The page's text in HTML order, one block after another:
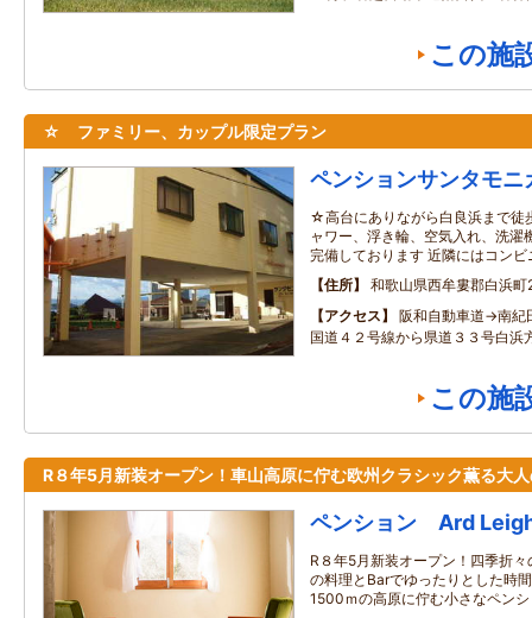
この施
☆ ファミリー、カップル限定プラン
ペンションサンタモニ
☆高台にありながら白良浜まで徒
ャワー、浮き輪、空気入れ、洗濯
完備しております 近隣にはコン
住所
和歌山県西牟婁郡白浜
アクセス
阪和自動車道→南紀
国道４２号線から県道３３号白浜
この施
R８年5月新装オープン！車山高原に佇む欧州クラシック薫る大
ペンション Ard
R８年5月新装オープン！四季折
の料理とBarでゆったりとした時
1500ｍの高原に佇む小さなペン